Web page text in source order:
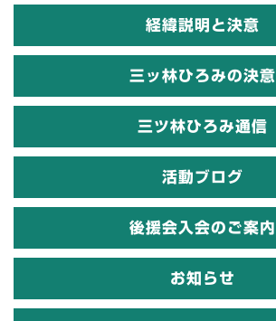
経緯説明と決意
三ッ林ひろみの決意
三ツ林ひろみ通信
活動ブログ
後援会入会のご案内
お知らせ